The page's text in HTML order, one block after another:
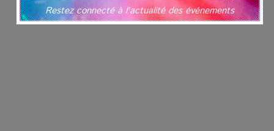
Restez connecté à l'actualité des événements